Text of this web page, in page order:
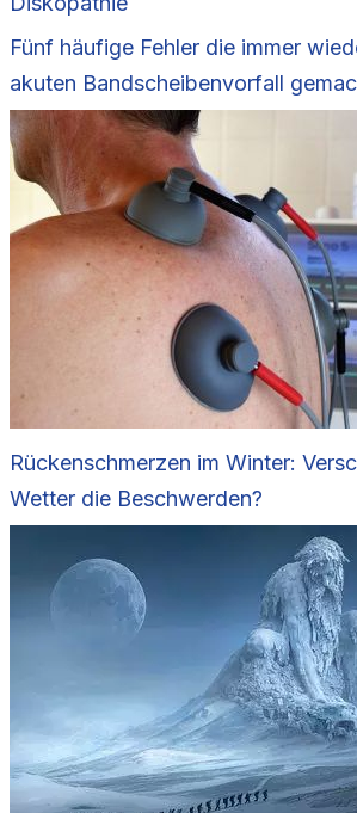
Fünf häufige Fehler die immer
akuten Bandscheibenvorfall
Rückenschmerzen im Winter:
Wetter die Beschwerden?